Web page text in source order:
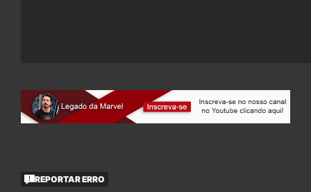
REPORTAR ERRO